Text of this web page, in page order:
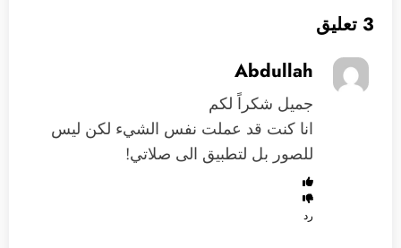
3 تعليق
Abdullah
جميل شكراً لكم
انا كنت قد عملت نفس الشيء لكن ليس
للصور بل لتطبيق الى صلاتي!
رد